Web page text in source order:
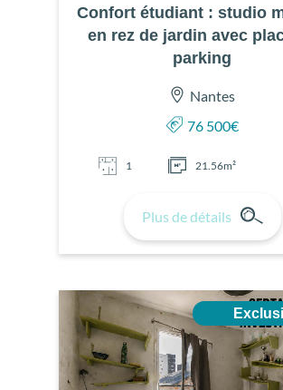
Confort étudiant : studio
en rez de jardin avec
parking
Nantes
76 500€
1 21.56m²
Plus de détails